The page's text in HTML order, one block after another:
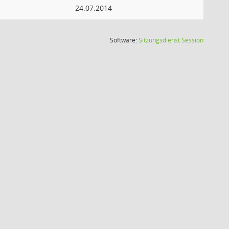
24.07.2014
Software:SitzungsdienstSession(Wird in